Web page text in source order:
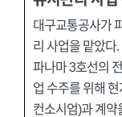
대구교통공사가
리 사업을 맡았다
파나마 3호선의
업 수주를 위해
컨소시엄)과 계